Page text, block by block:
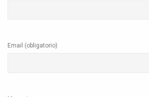
Email (obligatorio)